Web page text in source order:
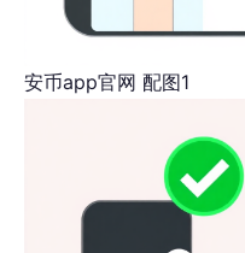
安币app官网 配图1